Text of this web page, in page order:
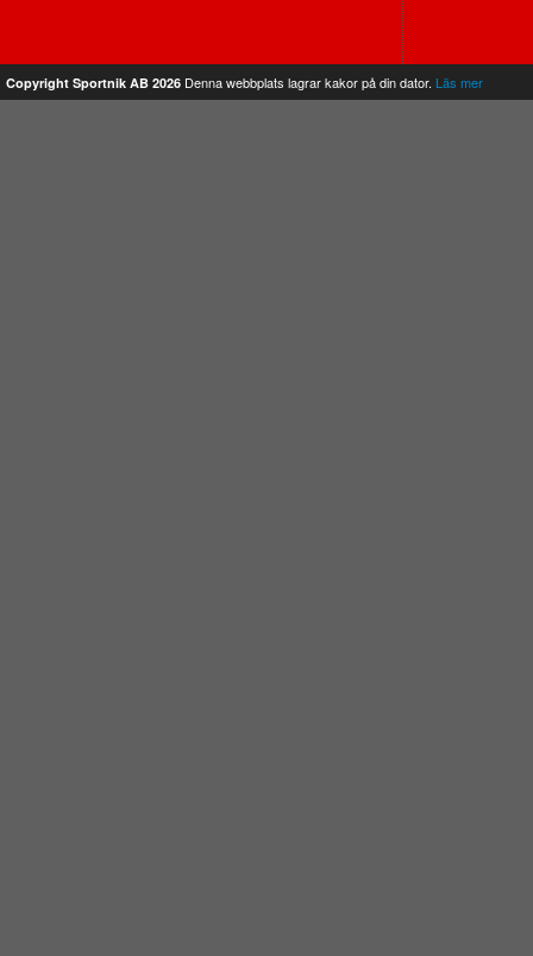
Copyright Sportnik AB 2026 Denna webbplats lagrar kakor på din dator. Läs mer